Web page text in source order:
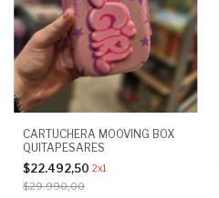
CARTUCHERA MOOVING BOX
QUITAPESARES
$22.492,50 2x1
$29.990,00